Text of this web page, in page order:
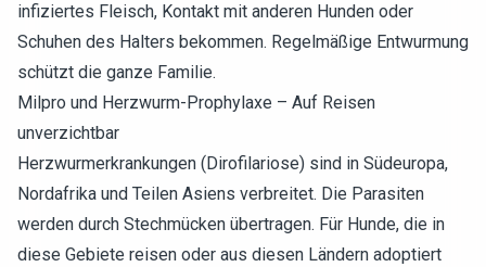
infiziertes Fleisch, Kontakt mit anderen Hunden oder
Schuhen des Halters bekommen. Regelmäßige Entwurmung
schützt die ganze Familie.
Milpro und Herzwurm-Prophylaxe – Auf Reisen
unverzichtbar
Herzwurmerkrankungen (Dirofilariose) sind in Südeuropa,
Nordafrika und Teilen Asiens verbreitet. Die Parasiten
werden durch Stechmücken übertragen. Für Hunde, die in
diese Gebiete reisen oder aus diesen Ländern adoptiert